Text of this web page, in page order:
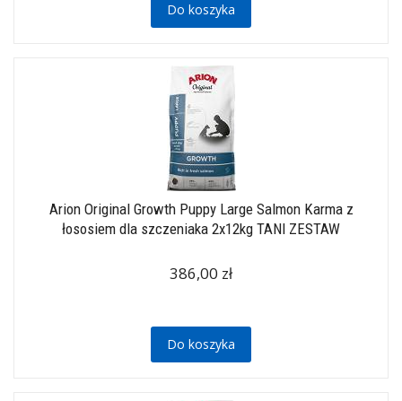
Do koszyka
Arion Original Growth Puppy Large Salmon Karma z
łososiem dla szczeniaka 2x12kg TANI ZESTAW
386,00 zł
Do koszyka